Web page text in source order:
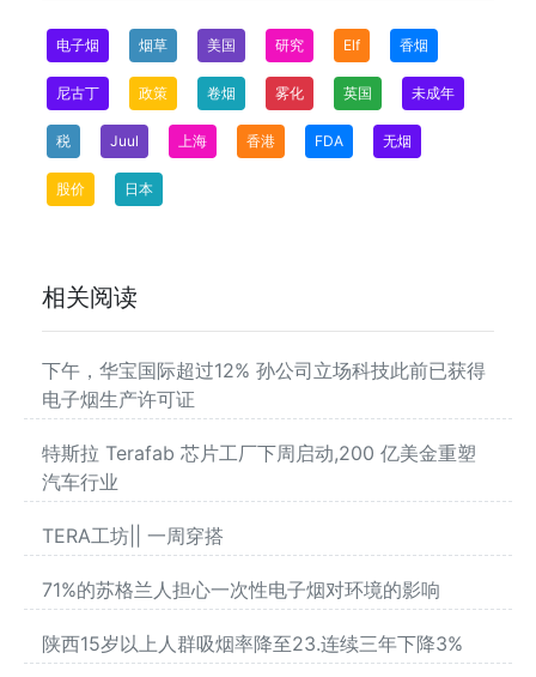
电子烟 烟草 美国 研究 Elf 香烟
尼古丁 政策 卷烟 雾化 英国 未成年
税 Juul 上海 香港 FDA 无烟
股价 日本
相关阅读
下午，华宝国际超过12% 孙公司立场科技此前已获得
电子烟生产许可证
特斯拉 Terafab 芯片工厂下周启动,200 亿美金重塑
汽车行业
TERA工坊|| 一周穿搭
71%的苏格兰人担心一次性电子烟对环境的影响
陕西15岁以上人群吸烟率降至23.连续三年下降3%